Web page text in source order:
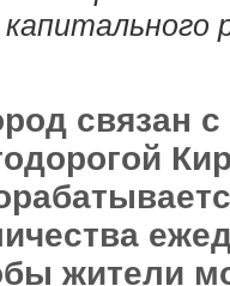
связан
жители